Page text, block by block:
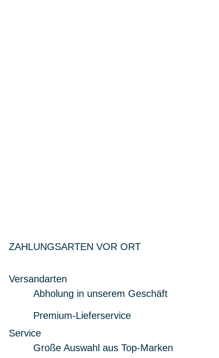
ZAHLUNGSARTEN VOR ORT
Versandarten
Abholung in unserem Geschäft
Premium-Lieferservice
Service
Große Auswahl aus Top-Marken